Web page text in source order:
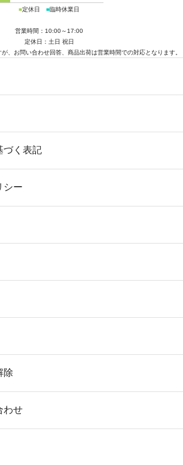
■定休日 ■臨時休業日
営業時間：10:00～17:00
定休日：土日 祝日
、お問い合わせ回答、商品出荷は営業時間での対応となります。
づく表記
シー
除
わせ